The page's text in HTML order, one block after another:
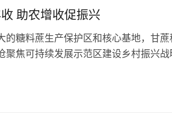
助农增收促振兴
的糖料蔗生产保护区和核心基地，甘蔗
聚焦可持续发展示范区建设乡村振兴